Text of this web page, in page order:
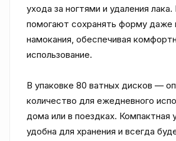
ухода за ногтями и удаления
помогают сохранять форму даже
намокания, обеспечивая
использование.
В упаковке 80 ватных дисков —
количество для ежедневного
дома или в поездках. Компактная
удобна для хранения и всегда